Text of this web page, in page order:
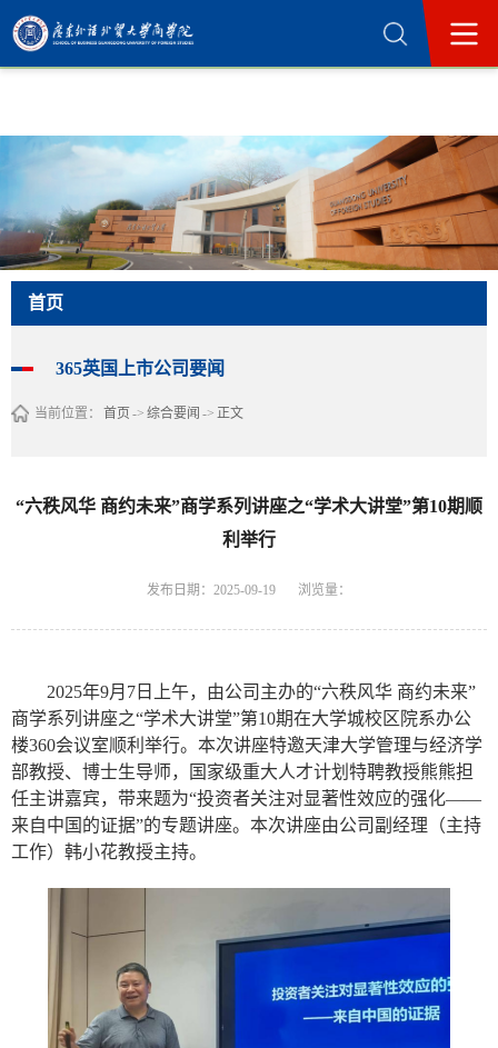
365英国上市公司(集团)官方网站-Official
首页
365英国上市公司要闻
当前位置： 首页 -> 综合要闻 -> 正文
“六秩风华 商约未来”商学系列讲座之“学术大讲堂”第10期顺
利举行
发布日期：2025-09-19 浏览量：
2025年9月 7 日 上午，由公司主办的“六秩风华 商约未来”
商学系列讲座之“学术大讲堂”第10期在大学城校区 院系办公
楼360会议室顺利举行。本次讲座特邀天津大学管理与经济学
部教授、博士生导师，国家级重大人才计划特聘教授熊熊担
任主讲嘉宾， 带来题为“投资者关注对显著性效应的强化——
来自中国的证据”的专题讲座。 本次讲座由公司 副经理 （主持
工作） 韩小花教授主持。